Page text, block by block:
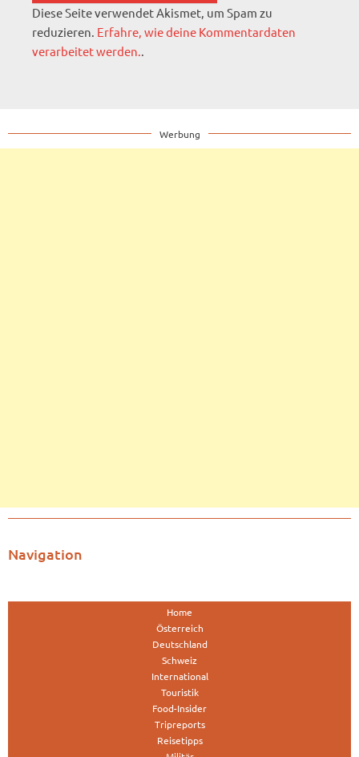
Diese Seite verwendet Akismet, um Spam zu
reduzieren. Erfahre, wie deine Kommentardaten
verarbeitet werden..
Werbung
Navigation
Home
Österreich
Deutschland
Schweiz
International
Touristik
Food-Insider
Tripreports
Reisetipps